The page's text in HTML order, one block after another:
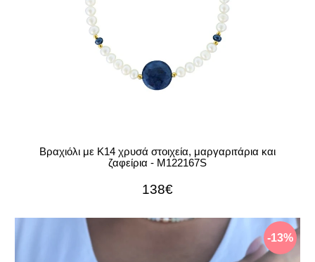
Βραχιόλι με Κ14 χρυσά στοιχεία, μαργαριτάρια και
ζαφείρια - M122167S
138€
-13%